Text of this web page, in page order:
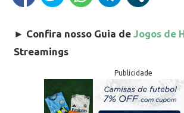
► Confira nosso Guia de Jogos de
Streamings
Publicidade